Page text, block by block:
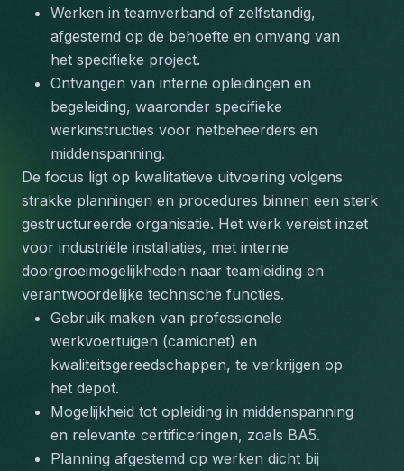
Werken in teamverband of zelfstandig,
afgestemd op de behoefte en omvang van
het specifieke project.
Ontvangen van interne opleidingen en
begeleiding, waaronder specifieke
werkinstructies voor netbeheerders en
middenspanning.
De focus ligt op kwalitatieve uitvoering volgens
strakke planningen en procedures binnen een sterk
gestructureerde organisatie. Het werk vereist inzet
voor industriële installaties, met interne
doorgroeimogelijkheden naar teamleiding en
verantwoordelijke technische functies.
Gebruik maken van professionele
werkvoertuigen (camionet) en
kwaliteitsgereedschappen, te verkrijgen op
het depot.
Mogelijkheid tot opleiding in middenspanning
en relevante certificeringen, zoals BA5.
Planning afgestemd op werken dicht bij